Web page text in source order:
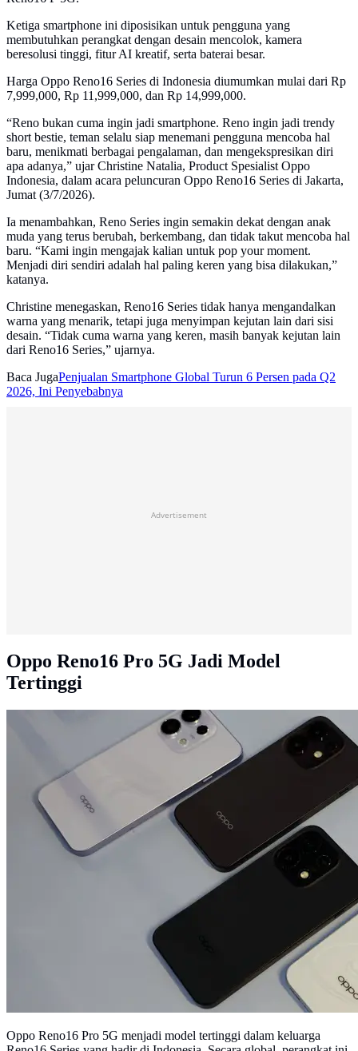
Ketiga smartphone ini diposisikan untuk pengguna yang
membutuhkan perangkat dengan desain mencolok, kamera
beresolusi tinggi, fitur AI kreatif, serta baterai besar.
Harga Oppo Reno16 Series di Indonesia diumumkan mulai dari Rp
7,999,000, Rp 11,999,000, dan Rp 14,999,000.
“Reno bukan cuma ingin jadi smartphone. Reno ingin jadi trendy
short bestie, teman selalu siap menemani pengguna mencoba hal
baru, menikmati berbagai pengalaman, dan mengekspresikan diri
apa adanya,” ujar Christine Natalia, Product Spesialist Oppo
Indonesia, dalam acara peluncuran Oppo Reno16 Series di Jakarta,
Jumat (3/7/2026).
Ia menambahkan, Reno Series ingin semakin dekat dengan anak
muda yang terus berubah, berkembang, dan tidak takut mencoba hal
baru. “Kami ingin mengajak kalian untuk pop your moment.
Menjadi diri sendiri adalah hal paling keren yang bisa dilakukan,”
katanya.
Christine menegaskan, Reno16 Series tidak hanya mengandalkan
warna yang menarik, tetapi juga menyimpan kejutan lain dari sisi
desain. “Tidak cuma warna yang keren, masih banyak kejutan lain
dari Reno16 Series,” ujarnya.
Baca JugaPenjualan Smartphone Global Turun 6 Persen pada Q2
2026, Ini Penyebabnya
Advertisement
Oppo Reno16 Pro 5G Jadi Model
Tertinggi
Oppo Reno16 Pro 5G menjadi model tertinggi dalam keluarga